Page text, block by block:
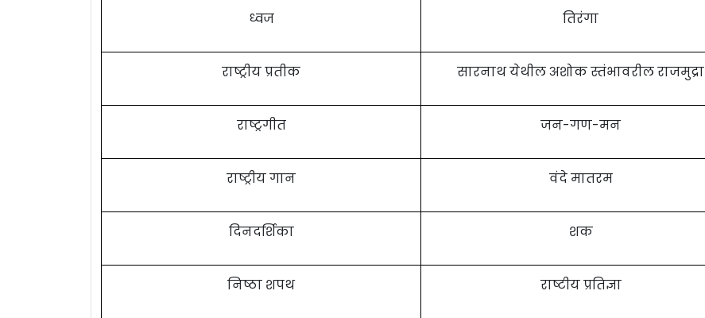
ध्वज तिरंगा
राष्ट्रीय प्रतीक सारनाथ येथील अशोक स्तंभावरील राजमुद्रा
राष्ट्रगीत जन-गण-मन
राष्ट्रीय गान वंदे मातरम
दिनदर्शिका शक
निष्ठा शपथ राष्टीय प्रतिज्ञा